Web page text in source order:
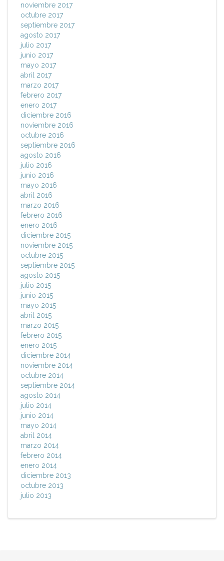
noviembre 2017
octubre 2017
septiembre 2017
agosto 2017
julio 2017
junio 2017
mayo 2017
abril 2017
marzo 2017
febrero 2017
enero 2017
diciembre 2016
noviembre 2016
octubre 2016
septiembre 2016
agosto 2016
julio 2016
junio 2016
mayo 2016
abril 2016
marzo 2016
febrero 2016
enero 2016
diciembre 2015
noviembre 2015
octubre 2015
septiembre 2015
agosto 2015
julio 2015
junio 2015
mayo 2015
abril 2015
marzo 2015
febrero 2015
enero 2015
diciembre 2014
noviembre 2014
octubre 2014
septiembre 2014
agosto 2014
julio 2014
junio 2014
mayo 2014
abril 2014
marzo 2014
febrero 2014
enero 2014
diciembre 2013
octubre 2013
julio 2013